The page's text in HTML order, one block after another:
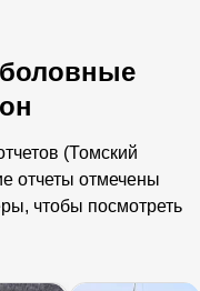
(Томский
отчеты отмечены
чтобы посмотреть